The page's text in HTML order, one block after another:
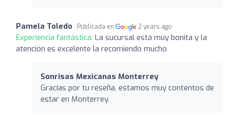
Pamela Toledo Publicada en 2 years ago
Experiencia fantástica: La sucursal está muy bonita y la
atención es excelente la recomiendo mucho
Sonrisas Mexicanas Monterrey
Gracias por tu reseña, estamos muy contentos de
estar en Monterrey.